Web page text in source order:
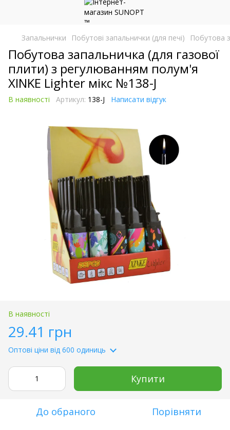
Запальнички Побутові запальнички (для печі) Побутова
Побутова запальничка (для газової
плити) з регулюванням полум'я
XINKE Lighter мікс №138-J
В наявності Артикул: 138-J Написати відгук
В наявності
29.41 грн
Оптові ціни від 600 одиниць
Купити
До обраного Порівняти